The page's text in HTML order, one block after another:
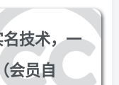
技术，一
会员自